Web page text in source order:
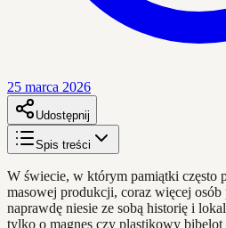
25 marca 2026
Udostępnij
Spis treści
W świecie, w którym pamiątki często
masowej produkcji, coraz więcej osób
naprawdę niesie ze sobą historię i
tylko o magnes czy plastikowy bibelot